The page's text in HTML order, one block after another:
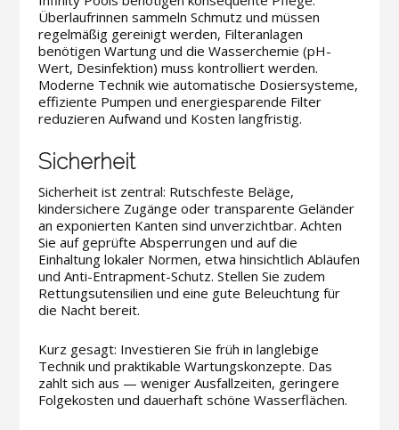
Überlaufrinnen sammeln Schmutz und müssen
regelmäßig gereinigt werden, Filteranlagen
benötigen Wartung und die Wasserchemie (pH-
Wert, Desinfektion) muss kontrolliert werden.
Moderne Technik wie automatische Dosiersysteme,
effiziente Pumpen und energiesparende Filter
reduzieren Aufwand und Kosten langfristig.
Sicherheit
Sicherheit ist zentral: Rutschfeste Beläge,
kindersichere Zugänge oder transparente Geländer
an exponierten Kanten sind unverzichtbar. Achten
Sie auf geprüfte Absperrungen und auf die
Einhaltung lokaler Normen, etwa hinsichtlich Abläufen
und Anti-Entrapment-Schutz. Stellen Sie zudem
Rettungsutensilien und eine gute Beleuchtung für
die Nacht bereit.
Kurz gesagt: Investieren Sie früh in langlebige
Technik und praktikable Wartungskonzepte. Das
zahlt sich aus — weniger Ausfallzeiten, geringere
Folgekosten und dauerhaft schöne Wasserflächen.